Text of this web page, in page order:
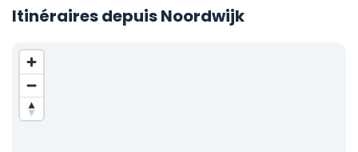
Itinéraires depuis Noordwijk